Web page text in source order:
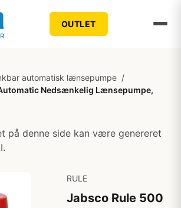
OUTLET
automatisk lænsepumpe /
Nedsænkelig Lænsepumpe,
på denne side kan være genereret
RULE
Jabsco Rule 500